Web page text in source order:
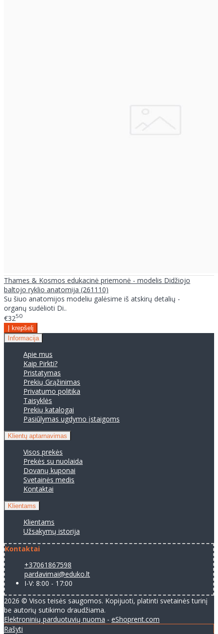
Thames & Kosmos edukacinė priemonė - modelis Didžiojo
baltojo ryklio anatomija (261110)
Su šiuo anatomijos modeliu galėsime iš atskirų detalių -
organų sudėlioti Di..
€3250
Informacija
Apie mus
Kaip Pirkti?
Pristatymas
Prekių Grąžinimas
Privatumo politika
Taisyklės
Prekių katalogai
Pasiūlymas ugdymo įstaigoms
Klientų aptarnavimas
Visos prekės
Prekės su nuolaida
Dovanų kuponai
Svetainės medis
Kontaktai
Klientams
Klientams
Užsakymų istorija
Kontaktai
+37061867598
pardavimai@eduko.lt
I-V: 8:00 - 17:00
2026 © Visos teisės saugomos. Kopijuoti, platinti svetainės turinį
be autorių sutikimo draudžiama.
Elektroninių parduotuvių nuoma - eShoprent.com
Rašyti